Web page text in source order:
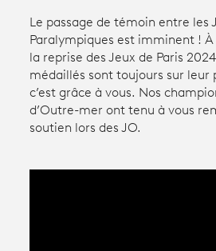
Participer et assister à une
À votre écoute
Productions et innovation
Le passage de témoin entre les
Paralympiques est imminent ! À
la reprise des Jeux de Paris
médaillés sont toujours sur leur
c’est grâce à vous. Nos
d’Outre-mer ont tenu à vous
soutien lors des JO.